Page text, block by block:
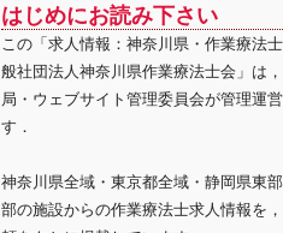
はじめにお読み下さい
この「求人情報：神奈川県・作業療法
般社団法人神奈川県作業療法士会」は
局・ウェブサイト管理委員会が管理運
す．
神奈川県全域・東京都全域・静岡県東
部の施設からの作業療法士求人情報を